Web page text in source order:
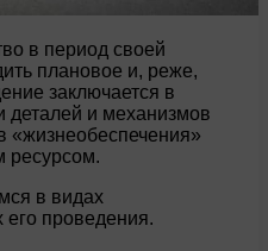
в период своей
плановое и, реже,
заключается в
деталей и механизмов
ресурсом.
в видах
его проведения.